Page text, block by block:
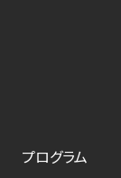
プログラム